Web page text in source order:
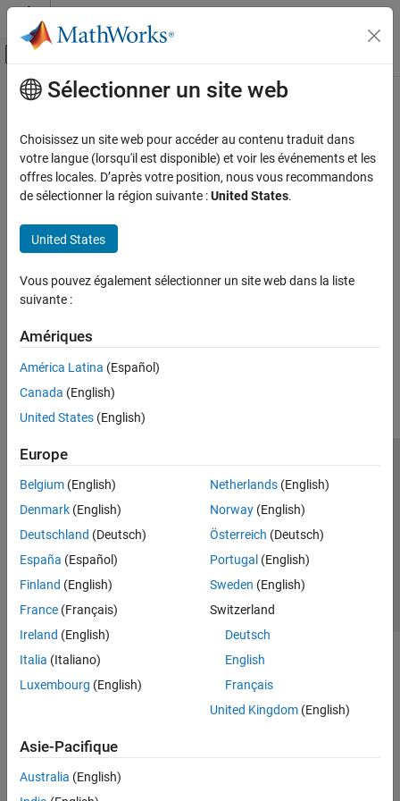
Passer au contenu
Activer/désactiver l'affichage du menu
Accueil de la documentation
Contenu principal
How useful was this information?
Sélectionner un site web
Choisissez un site web pour accéder au contenu traduit dans
votre langue (lorsqu'il est disponible) et voir les événements et les
offres locales. D’après votre position, nous vous recommandons
de sélectionner la région suivante :United States.
United States
Vous pouvez également sélectionner un site web dans la liste
suivante :
Amériques
América Latina (Español)
Canada (English)
United States (English)
Europe
Belgium (English)
Denmark (English)
Deutschland (Deutsch)
España (Español)
Finland (English)
France (Français)
Ireland (English)
Italia (Italiano)
Luxembourg (English)
Netherlands(English)
Norway(English)
Österreich (Deutsch)
Portugal (English)
Sweden (English)
Switzerland
Deutsch
English
Français
United Kingdom(English)
Asie-Pacifique
Australia (English)
Lutte anti-piratage
Contacts locaux
© 1994-2026 The MathWorks, Inc.